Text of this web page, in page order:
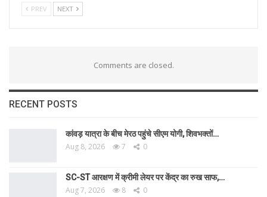
PREV NEXT
Comments are closed.
RECENT POSTS
कांवड़ यात्रा के बीच मेरठ पहुंचे सीएम योगी, शिवभक्तों…
Aug 8, 2026 7 0
SC-ST आरक्षण में क्रीमी लेयर पर केंद्र का रुख साफ,…
Aug 7, 2026 8 0